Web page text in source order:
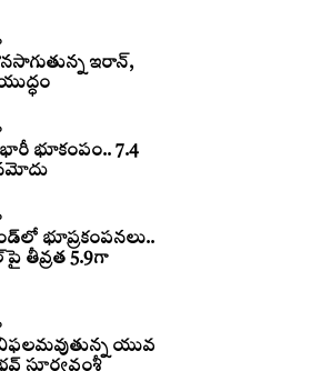
ఇరాన్‌,
భూకంపం.. 7.4
భూప్రకంపనలు..
తీవ్రత 5.9గా
యువ
సూర్యవంశీ